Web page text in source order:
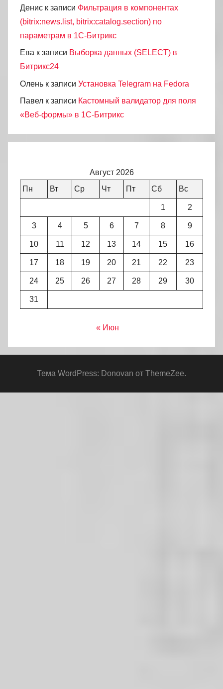
Денис к записи Фильтрация в компонентах
(bitrix:news.list, bitrix:catalog.section) по
параметрам в 1С-Битрикс
Ева к записи Выборка данных (SELECT) в
Битрикс24
Олень к записи Установка Telegram на Fedora
Павел к записи Кастомный валидатор для поля
«Веб-формы» в 1С-Битрикс
Август 2026
Пн
Вт Ср Чт Пт Сб Вс
1 2
3 4 5 6 7 8 9
10 11 12 13 14 15 16
17 18 19 20 21 22 23
24 25 26 27 28 29 30
31
« Июн
Тема WordPress: Donovan от ThemeZee.